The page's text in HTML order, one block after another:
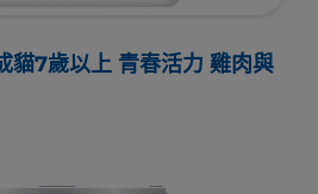
7歲以上 青春活力 雞肉與